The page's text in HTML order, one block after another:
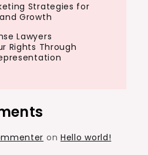
Strategies for
Growth
Lawyers
Rights Through
on Hello world!